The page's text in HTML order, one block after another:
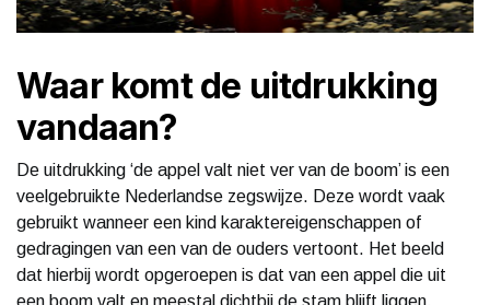
Waar komt de uitdrukking
vandaan?
De uitdrukking ‘de appel valt niet ver van de boom’ is een
veelgebruikte Nederlandse zegswijze. Deze wordt vaak
gebruikt wanneer een kind karaktereigenschappen of
gedragingen van een van de ouders vertoont. Het beeld
dat hierbij wordt opgeroepen is dat van een appel die uit
een boom valt en meestal dichtbij de stam blijft liggen,